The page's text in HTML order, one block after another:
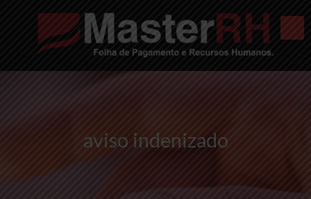
aviso indenizado